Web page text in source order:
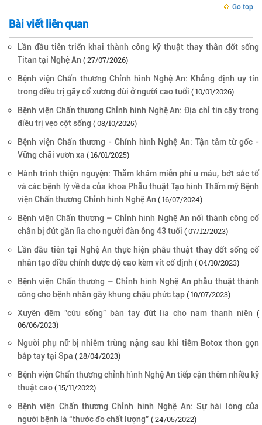
Go top
Bài viết liên quan
Lần đầu tiên triển khai thành công kỹ thuật thay thân đốt sống
Titan tại Nghệ An ( 27/07/2026)
Bệnh viện Chấn thương Chỉnh hình Nghệ An: Khẳng định uy tín
trong điều trị gãy cổ xương đùi ở người cao tuổi ( 10/01/2026)
Bệnh viện Chấn thương Chỉnh hình Nghệ An: Địa chỉ tin cậy trong
điều trị vẹo cột sống ( 08/10/2025)
Bệnh viện Chấn thương - Chỉnh hình Nghệ An: Tận tâm từ gốc -
Vững chãi vươn xa ( 16/01/2025)
Hành trình thiện nguyện: Thăm khám miễn phí u máu, bớt sắc tố
và các bệnh lý về da của khoa Phẫu thuật Tạo hình Thẩm mỹ Bệnh
viện Chấn thương Chỉnh hình Nghệ An ( 16/07/2024)
Bệnh viện Chấn thương – Chỉnh hình Nghệ An nối thành công cổ
chân bị đứt gần lìa cho người đàn ông 43 tuổi ( 07/12/2023)
Lần đầu tiên tại Nghệ An thực hiện phẫu thuật thay đốt sống cổ
nhân tạo điều chỉnh được độ cao kèm vít cố định ( 04/10/2023)
Bệnh viện Chấn thương – Chỉnh hình Nghệ An phẫu thuật thành
công cho bệnh nhân gãy khung chậu phức tạp( 10/07/2023)
Xuyên đêm "cứu sống" bàn tay đứt lìa cho nam thanh niên (
06/06/2023)
Người phụ nữ bị nhiễm trùng nặng sau khi tiêm Botox thon gọn
bắp tay tại Spa ( 28/04/2023)
Bệnh viện Chấn thương chỉnh hình Nghệ An tiếp cận thêm nhiều kỹ
thuật cao( 15/11/2022)
Bệnh viện Chấn thương Chỉnh hình Nghệ An: Sự hài lòng của
người bệnh là “thước đo chất lượng” ( 24/05/2022)